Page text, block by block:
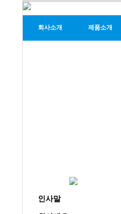
회사소개 제품소개
인사말